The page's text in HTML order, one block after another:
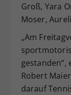
Groß, Yara
Moser,
„Am
gestanden“,
Robert
darauf